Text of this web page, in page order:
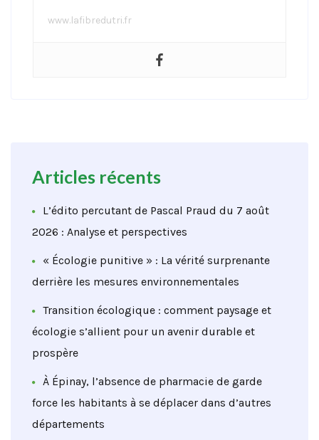
www.lafibredutri.fr
Articles récents
L’édito percutant de Pascal Praud du 7 août
2026 : Analyse et perspectives
« Écologie punitive » : La vérité surprenante
derrière les mesures environnementales
Transition écologique : comment paysage et
écologie s’allient pour un avenir durable et
prospère
À Épinay, l’absence de pharmacie de garde
force les habitants à se déplacer dans d’autres
départements